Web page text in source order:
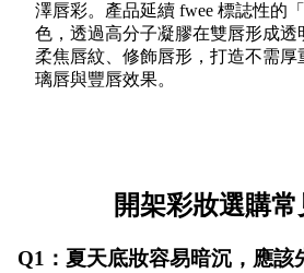
澤唇彩。產品延續 fwee 標誌性的
色，透過高分子凝膠在雙唇形成透
柔焦唇紋、修飾唇形，打造不需厚
璃唇與豐唇效果。
開架彩妝選購
Q1：夏天底妝容易暗沉，應該